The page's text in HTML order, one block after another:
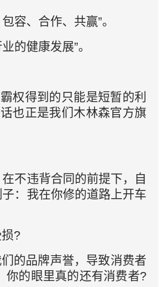
容、合作、共赢”。
的健康发展”。
权得到的只能是短暂的利
也正是我们木林森官方旗
不违背合同的前提下，自
：我在你修的道路上开车
?
的品牌声誉，导致消费者
你的眼里真的还有消费者?